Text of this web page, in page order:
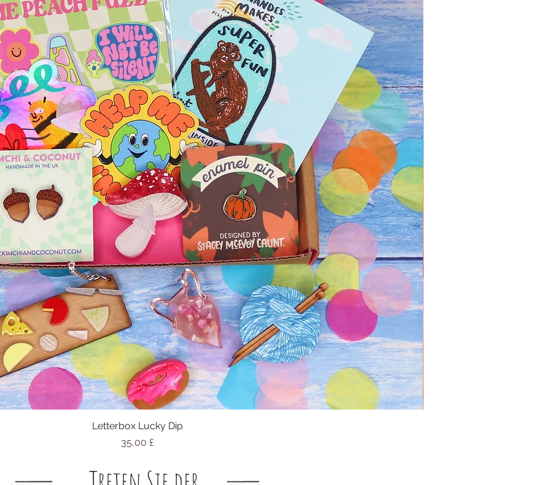
Schnellansicht
Letterbox Lucky Dip
Preis
35,00 £